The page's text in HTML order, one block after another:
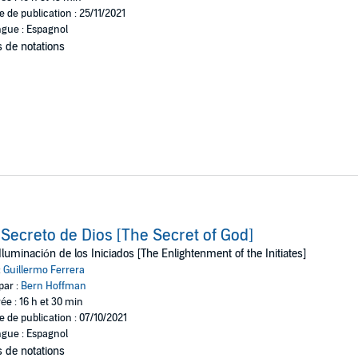
de publication : 25/11/2021
: Espagnol
de notations
de Dios [The Secret of God]
de los Iniciados [The Enlightenment of the Initiates]
Guillermo Ferrera
: Bern Hoffman
: 16 h et 30 min
de publication : 07/10/2021
: Espagnol
de notations